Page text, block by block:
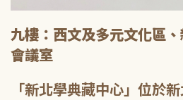
九樓：西文及多元文化區
會議室
「新北學典藏中心」位於